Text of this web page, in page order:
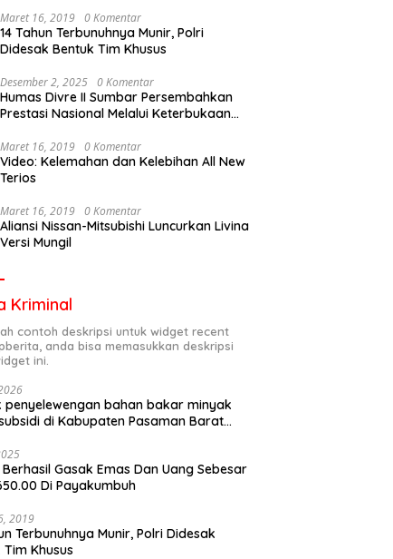
Maret 16, 2019 0 Komentar
14 Tahun Terbunuhnya Munir, Polri
Didesak Bentuk Tim Khusus
Desember 2, 2025 0 Komentar
Humas Divre II Sumbar Persembahkan
Prestasi Nasional Melalui Keterbukaan
Maret 16, 2019 0 Komentar
Video: Kelemahan dan Kelebihan All New
Terios
Maret 16, 2019 0 Komentar
Aliansi Nissan-Mitsubishi Luncurkan Livina
Versi Mungil
Kriminal
contoh deskripsi untuk widget recent
anda bisa memasukkan deskripsi
ini.
penyelewengan bahan bakar minyak
di Kabupaten Pasaman Barat
Berhasil Gasak Emas Dan Uang Sebesar
Di Payakumbuh
2019
Terbunuhnya Munir, Polri Didesak
Tim Khusus